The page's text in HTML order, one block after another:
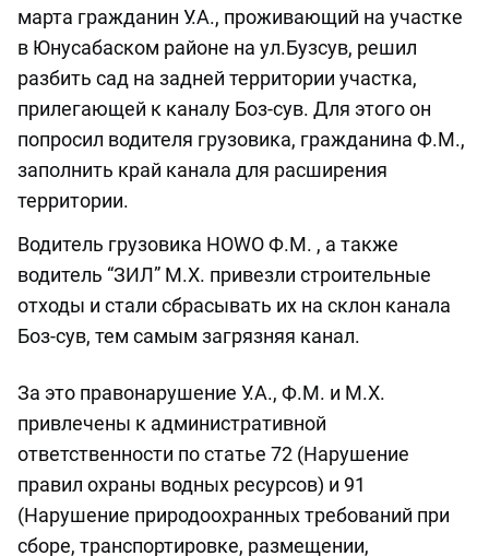
марта гражданин У.А., проживающий на участке
в Юнусабаском районе на ул.Бузсув, решил
разбить сад на задней территории участка,
прилегающей к каналу Боз-сув. Для этого он
попросил водителя грузовика, гражданина Ф.М.,
заполнить край канала для расширения
территории.
Водитель грузовика HOWO Ф.М. , а также
водитель “ЗИЛ” М.Х. привезли строительные
отходы и стали сбрасывать их на склон канала
Боз-сув, тем самым загрязняя канал.
За это правонарушение У.А., Ф.М. и М.Х.
привлечены к административной
ответственности по статье 72 (Нарушение
правил охраны водных ресурсов) и 91
(Нарушение природоохранных требований при
сборе, транспортировке, размещении,